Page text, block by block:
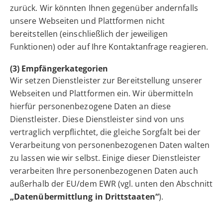
zurück. Wir könnten Ihnen gegenüber andernfalls
unsere Webseiten und Plattformen nicht
bereitstellen (einschließlich der jeweiligen
Funktionen) oder auf Ihre Kontaktanfrage reagieren.
(3) Empfängerkategorien
Wir setzen Dienstleister zur Bereitstellung unserer
Webseiten und Plattformen ein. Wir übermitteln
hierfür personenbezogene Daten an diese
Dienstleister. Diese Dienstleister sind von uns
vertraglich verpflichtet, die gleiche Sorgfalt bei der
Verarbeitung von personenbezogenen Daten walten
zu lassen wie wir selbst. Einige dieser Dienstleister
verarbeiten Ihre personenbezogenen Daten auch
außerhalb der EU/dem EWR (vgl. unten den Abschnitt
„Datenübermittlung in Drittstaaten“).